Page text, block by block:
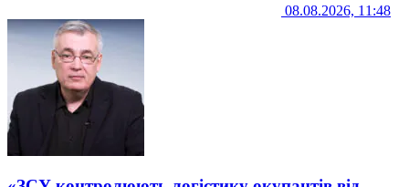
08.08.2026, 11:48